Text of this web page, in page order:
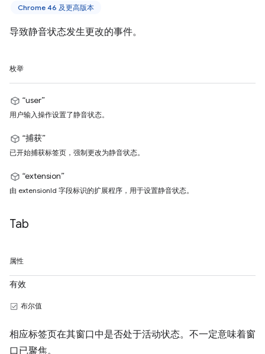
Chrome 46 及更高版本
导致静音状态发生更改的事件。
枚举
“user”
用户输入操作设置了静音状态。
“捕获”
已开始捕获标签页，强制更改为静音状态。
“extension”
由 extensionId 字段标识的扩展程序，用于设置静音状态。
Tab
属性
有效
布尔值
相应标签页在其窗口中是否处于活动状态。不一定意味着窗
口已聚焦。